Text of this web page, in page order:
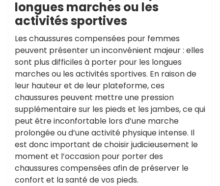
longues marches ou les
activités sportives
Les chaussures compensées pour femmes
peuvent présenter un inconvénient majeur : elles
sont plus difficiles à porter pour les longues
marches ou les activités sportives. En raison de
leur hauteur et de leur plateforme, ces
chaussures peuvent mettre une pression
supplémentaire sur les pieds et les jambes, ce qui
peut être inconfortable lors d’une marche
prolongée ou d’une activité physique intense. Il
est donc important de choisir judicieusement le
moment et l’occasion pour porter des
chaussures compensées afin de préserver le
confort et la santé de vos pieds.